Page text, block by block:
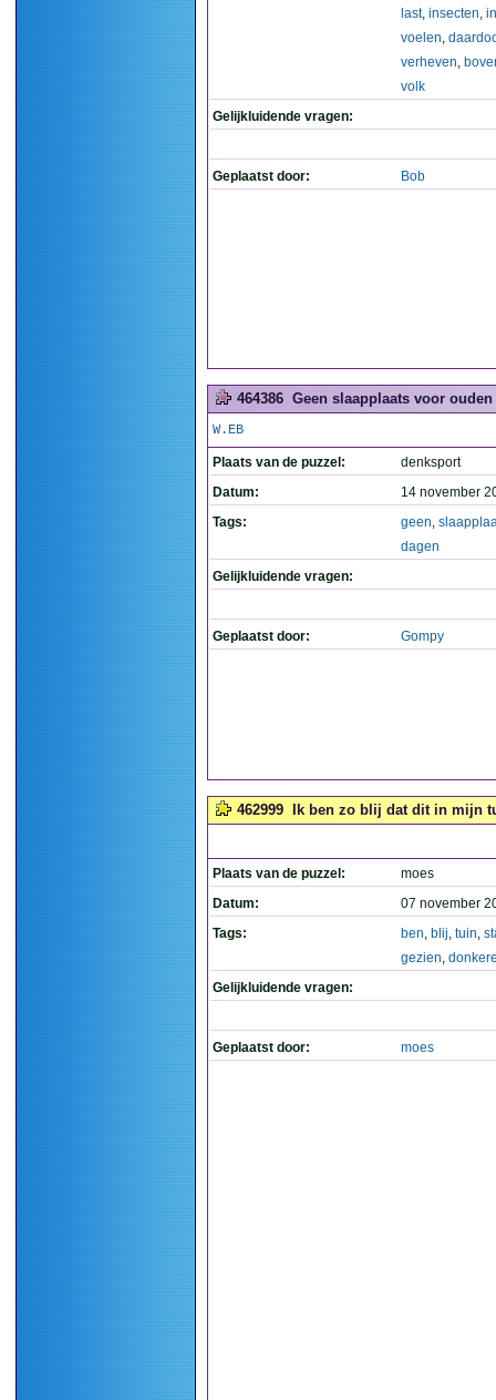
last, insecten,
voelen,
verheven,
volk
Gelijkluidende vragen:
Geplaatst door: Bob
464386 Geen slaapplaats voor ouden
W.EB
Plaats van de puzzel:
denksport
Datum:
14 november
Tags:
geen,
dagen
Gelijkluidende vragen:
Geplaatst door: Gompy
462999 Ik ben zo blij dat dit in mijn
Plaats van de puzzel:
moes
Datum:
07 november
Tags:
ben, blij, tuin,
gezien,
Gelijkluidende vragen:
Geplaatst door: moes